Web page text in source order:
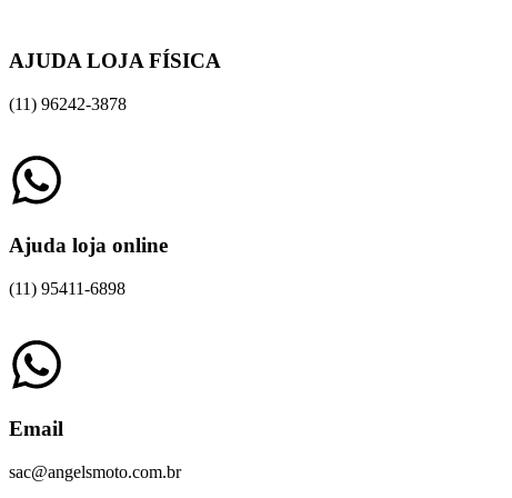
AJUDA LOJA FÍSICA
(11) 96242-3878
Ajuda loja online
(11) 95411-6898
Email
sac@angelsmoto.com.br